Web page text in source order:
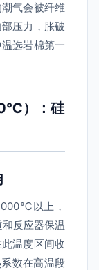
气会被纤维
压力，胀破
选岩棉第一
）：硅
以上，
反应器保温
温度区间收
数在高温段